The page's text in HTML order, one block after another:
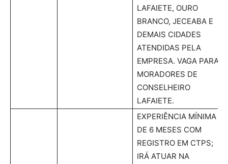
LAFAIETE, OURO
BRANCO, JECEABA E
DEMAIS CIDADES
ATENDIDAS PELA
EMPRESA. VAGA PARA
MORADORES DE
CONSELHEIRO
LAFAIETE.
EXPERIÊNCIA MÍNIMA
DE 6 MESES COM
REGISTRO EM CTPS;
IRÁ ATUAR NA